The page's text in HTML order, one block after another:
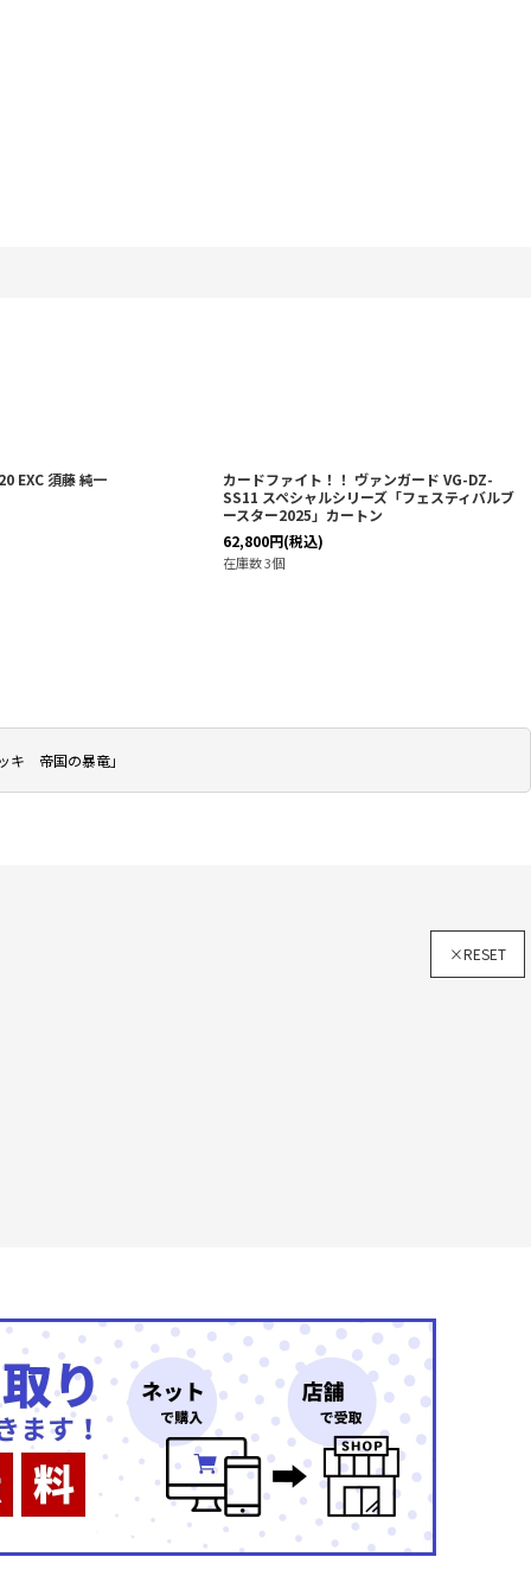
キ 帝国の暴竜」
EXC 須藤 純一
カードファイト！！ ヴァンガード VG-DZ-
SS11 スペシャルシリーズ「フェスティバルブ
ースター2025」カートン
62,800円(税込)
在庫数 3個
×RESET